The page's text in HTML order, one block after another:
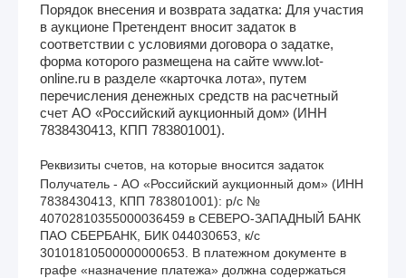
Порядок внесения и возврата задатка: Для участия
в аукционе Претендент вносит задаток в
соответствии с условиями договора о задатке,
форма которого размещена на сайте www.lot-
online.ru в разделе «карточка лота», путем
перечисления денежных средств на расчетный
счет АО «Российский аукционный дом» (ИНН
7838430413, КПП 783801001).
Реквизиты счетов, на которые вносится задаток
Получатель - АО «Российский аукционный дом» (ИНН
7838430413, КПП 783801001): р/с №
40702810355000036459 в СЕВЕРО-ЗАПАДНЫЙ БАНК
ПАО СБЕРБАНК, БИК 044030653, к/с
30101810500000000653. В платежном документе в
графе «назначение платежа» должна содержаться